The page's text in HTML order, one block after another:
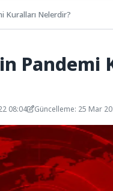
Kuralları Nelerdir?
Pandemi
08:04 Güncelleme: 25 Mar